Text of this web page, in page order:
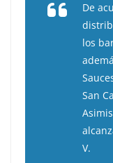
De
los
San
V.